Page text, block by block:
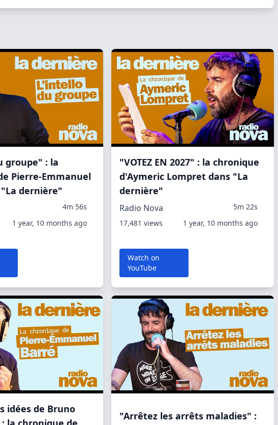
groupe" : la
Pierre-Emmanuel
dernière"
4m 56s
1 year, 10 months ago
"VOTEZ EN 2027" : la chronique
d'Aymeric Lompret dans "La
dernière"
Radio Nova
5m 22s
17,481 views
1 year, 10 months ago
Watch on
YouTube
idées de Bruno
"Arrêtez les arrêts maladies" :